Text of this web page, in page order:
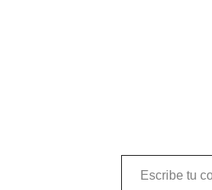
Escribe tu correo electrónico…